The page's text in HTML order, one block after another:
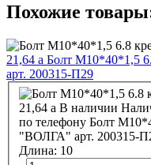
Похожие
21,64 a Болт М10*40*1,5
арт. 200315-П29
21,64 a В наличии
по телефону Болт
"ВОЛГА" арт. 200315-
Длина: 10